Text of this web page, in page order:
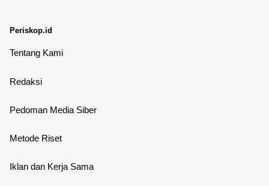
Periskop.id
Tentang Kami
Redaksi
Pedoman Media Siber
Metode Riset
Iklan dan Kerja Sama